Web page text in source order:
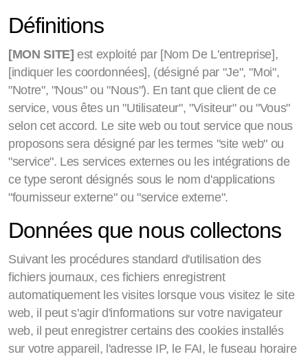
Définitions
[MON SITE] est exploité par [Nom De L'entreprise],
[indiquer les coordonnées], (désigné par "Je", "Moi",
"Notre", "Nous" ou "Nous"). En tant que client de ce
service, vous êtes un "Utilisateur", "Visiteur" ou "Vous"
selon cet accord. Le site web ou tout service que nous
proposons sera désigné par les termes "site web" ou
"service". Les services externes ou les intégrations de
ce type seront désignés sous le nom d'applications
"fournisseur externe" ou "service externe".
Données que nous collectons
Suivant les procédures standard d'utilisation des
fichiers journaux, ces fichiers enregistrent
automatiquement les visites lorsque vous visitez le site
web, il peut s'agir d'informations sur votre navigateur
web, il peut enregistrer certains des cookies installés
sur votre appareil, l'adresse IP, le FAI, le fuseau horaire